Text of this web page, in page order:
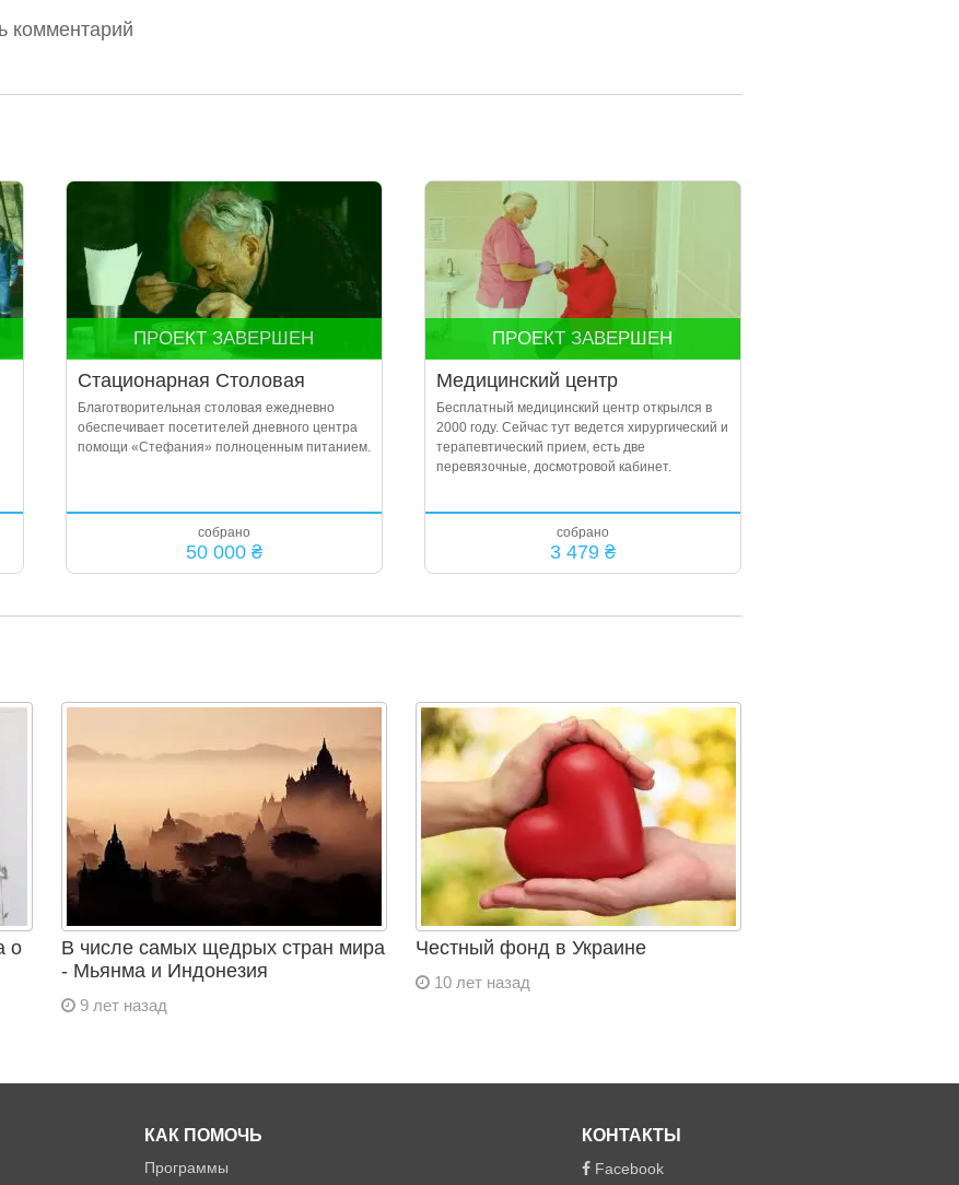
комментарий
ПРОЕКТ ЗАВЕРШЕН
Стационарная Столовая
Благотворительная столовая ежедневно
обеспечивает посетителей дневного центра
помощи «Стефания» полноценным питанием.
собрано
50 000 ₴
ПРОЕКТ ЗАВЕРШЕН
Медицинский центр
Бесплатный медицинский центр открылся в
2000 году. Сейчас тут ведется хирургический и
терапевтический прием, есть две
перевязочные, досмотровой кабинет.
собрано
3 479 ₴
о
В числе самых щедрых стран мира
- Мьянма и Индонезия
9 лет назад
Честный фонд в Украине
10 лет назад
КАК ПОМОЧЬ
Программы
КОНТАКТЫ
Facebook